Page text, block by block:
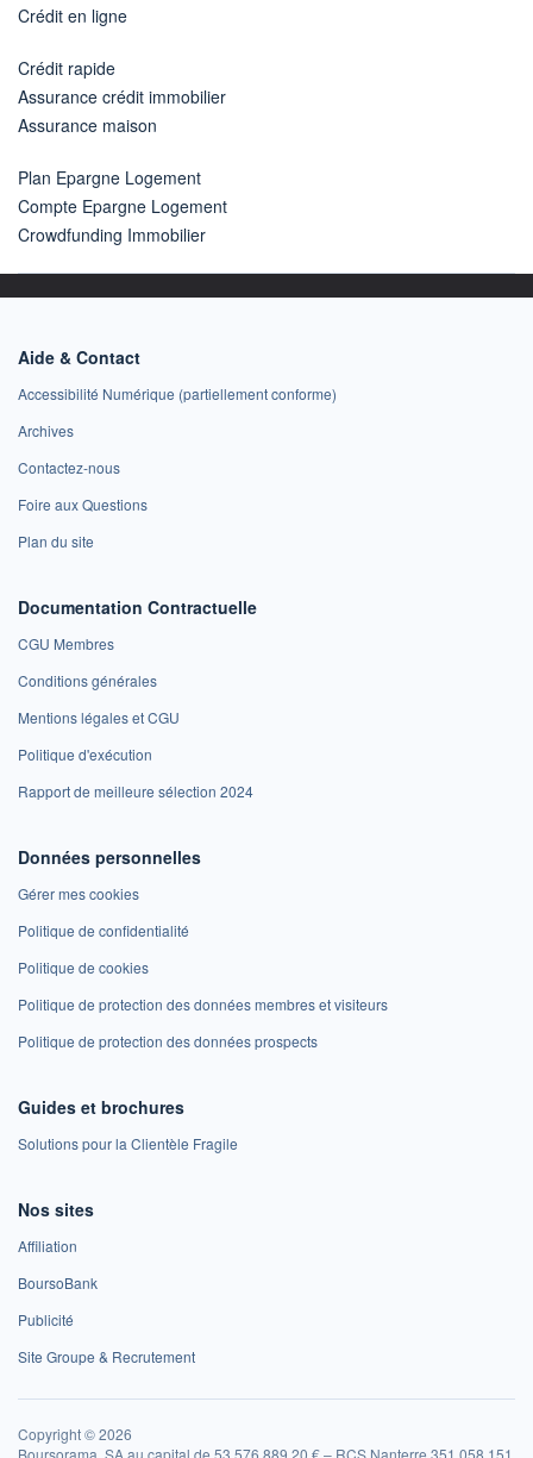
Crédit en ligne
Crédit rapide
Assurance crédit immobilier
Assurance maison
Plan Epargne Logement
Compte Epargne Logement
Crowdfunding Immobilier
Aide & Contact
Accessibilité Numérique (partiellement conforme)
Archives
Contactez-nous
Foire aux Questions
Plan du site
Documentation Contractuelle
CGU Membres
Conditions générales
Mentions légales et CGU
Politique d'exécution
Rapport de meilleure sélection 2024
Données personnelles
Gérer mes cookies
Politique de confidentialité
Politique de cookies
Politique de protection des données membres et visiteurs
Politique de protection des données prospects
Guides et brochures
Solutions pour la Clientèle Fragile
Nos sites
Affiliation
BoursoBank
Publicité
Site Groupe & Recrutement
Copyright © 2026
Boursorama, SA au capital de 53 576 889,20 € – RCS Nanterre 351 058 151